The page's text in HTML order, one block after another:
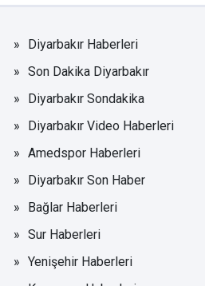
Diyarbakır Haberleri
Son Dakika Diyarbakır
Diyarbakır Sondakika
Diyarbakır Video Haberleri
Amedspor Haberleri
Diyarbakır Son Haber
Bağlar Haberleri
Sur Haberleri
Yenişehir Haberleri